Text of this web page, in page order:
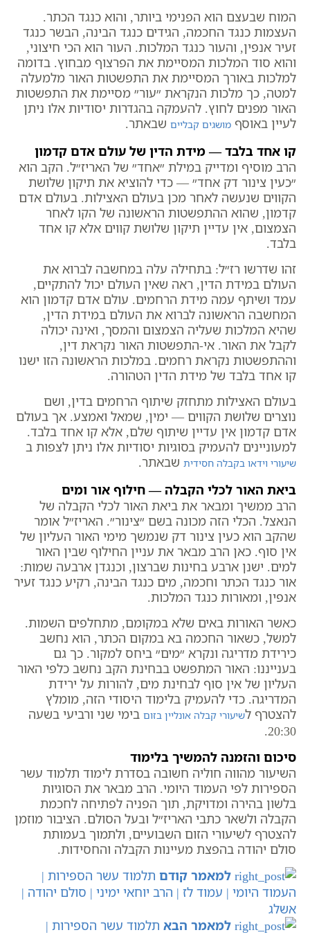
המוח שבעצם הוא הפנימי ביותר, והוא כנגד הכתר.
העצמות כנגד החכמה, הגידים כנגד הבינה, הבשר כנגד
זעיר אנפין, והעור כנגד המלכות. העור הוא הכי חיצוני,
והוא סוד המלכות המסיימת את הפרצוף מבחוץ. בדומה
למלכות באורך המסיימת את התפשטות האור מלמעלה
למטה, כך מלכות הנקראת ״עור״ מסיימת את התפשטות
האור מפנים לחוץ. להעמקה בהגדרות יסודיות אלו ניתן
לעיין באוסף מושגים קבליים שבאתר.
קו אחד בלבד — מידת הדין של עולם אדם קדמון
הרב מוסיף ומדייק במילת ״אחד״ של האריז״ל. הקב הוא
״כעין צינור דק אחד״ — כדי להוציא את תיקון שלושת
הקווים שנעשה לאחר מכן בעולם האצילות. בעולם אדם
קדמון, שהוא ההתפשטות הראשונה של הקו לאחר
הצמצום, אין עדיין תיקון שלושת קווים אלא קו אחד
בלבד.
זהו שדרשו רז״ל: בתחילה עלה במחשבה לברוא את
העולם במידת הדין, ראה שאין העולם יכול להתקיים,
עמד ושיתף עמה מידת הרחמים. עולם אדם קדמון הוא
המחשבה הראשונה לברוא את העולם במידת הדין,
שהיא המלכות שעליה הצמצום והמסך, ואינה יכולה
לקבל את האור. אי-התפשטות האור נקראת דין,
וההתפשטות נקראת רחמים. במלכות הראשונה הזו ישנו
קו אחד בלבד של מידת הדין הטהורה.
בעולם האצילות מתחזק שיתוף הרחמים בדין, ושם
נוצרים שלושת הקווים — ימין, שמאל ואמצע. אך בעולם
אדם קדמון אין עדיין שיתוף שלם, אלא קו אחד בלבד.
למעוניינים להעמיק בסוגיות יסודיות אלו ניתן לצפות ב
שיעורי וידאו בקבלה חסידית שבאתר.
ביאת האור לכלי הקבלה — חילוף אור ומים
הרב ממשיך ומבאר את ביאת האור לכלי הקבלה של
הנאצל. הכלי הזה מכונה בשם ״צינור״. האריז״ל אומר
שהקב הוא כעין צינור דק שנמשך מימי האור העליון של
אין סוף. כאן הרב מבאר את עניין החילוף שבין האור
למים. ישנן ארבע בחינות שברצון, וכנגדן ארבעה שמות:
אור כנגד הכתר וחכמה, מים כנגד הבינה, רקיע כנגד זעיר
אנפין, ומאורות כנגד המלכות.
כאשר האורות באים שלא במקומם, מתחלפים השמות.
למשל, כשאור החכמה בא במקום הכתר, הוא נחשב
כירידת מדריגה ונקרא ״מים״ ביחס למקור. כך גם
בענייננו: האור המתפשט בבחינת הקב נחשב כלפי האור
העליון של אין סוף לבחינת מים, להורות על ירידת
המדריגה. כדי להעמיק בלימוד היסודי הזה, מומלץ
להצטרף לשיעורי קבלה אונליין בזום בימי שני ורביעי בשעה
20:30.
סיכום והזמנה להמשיך בלימוד
השיעור מהווה חוליה חשובה בסדרת לימוד תלמוד עשר
הספירות לפי העמוד היומי. הרב מבאר את הסוגיות
בלשון בהירה ומדויקת, תוך הפניה לפתיחה לחכמת
הקבלה ולשאר כתבי האריז״ל ובעל הסולם. הציבור מוזמן
להצטרף לשיעורי הזום השבועיים, ולתמוך בעמותת
סולם יהודה בהפצת מעיינות הקבלה והחסידות.
למאמר קודם תלמוד עשר הספירות |
העמוד היומי | עמוד לז | הרב יוחאי ימיני | סולם יהודה |
אשלג
למאמר הבא תלמוד עשר הספירות |